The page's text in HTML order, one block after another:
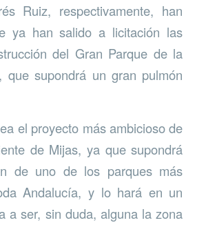
Ruiz, respectivamente, han
ya han salido a licitación las
del Gran Parque de la
que supondrá un gran pulmón
el proyecto más ambicioso de
de Mijas, ya que supondrá
de uno de los parques más
Andalucía, y lo hará en un
a ser, sin duda, alguna la zona